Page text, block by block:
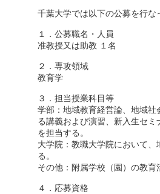
千葉大学では以下の公募を行な
１．公募職名・人員
准教授又は助教 １名
２．専攻領域
教育学
３．担当授業科目等
学部：地域教育経営論、地域
る講義および演習、新入生セ
を担当する。
大学院：教職大学院において
る。
その他：附属学校（園）の教育
４．応募資格